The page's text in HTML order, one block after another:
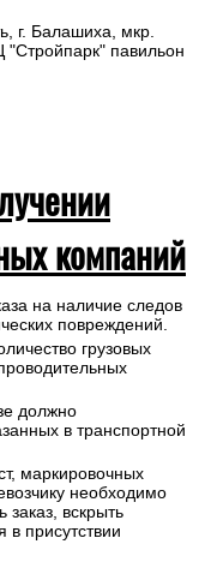
г. Балашиха, мкр.
павильон
компаний
на наличие следов
повреждений.
грузовых
должно
в транспортной
маркировочных
необходимо
заказ, вскрыть
в присутствии